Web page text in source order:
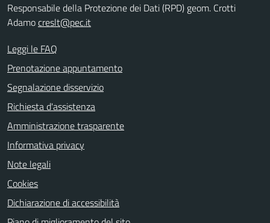
Responsabile della Protezione dei Dati (RPD) geom. Crotti
Adamocreslt@pec.it
Leggi le FAQ
Prenotazione appuntamento
Segnalazione disservizio
Richiesta d'assistenza
Amministrazione trasparente
Informativa privacy
Note legali
Cookies
Dichiarazione di accessibilità